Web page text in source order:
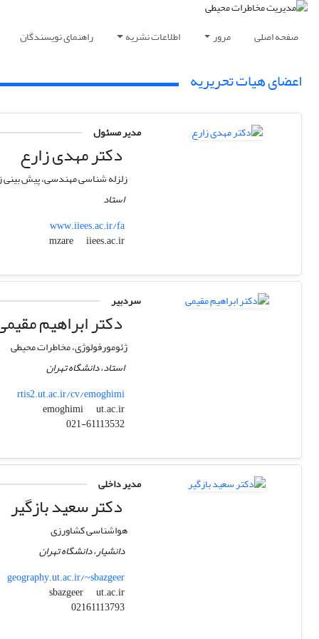
صفحه اصلی مرور اطلاعات نشریه راهنمای نویسندگان
اعضای هیات تحریریه
مدیر مسئول
دکتر مهدی زارع
زلزله شناسی مهندسی، پیش بینی
استاد
www.iiees.ac.ir/fa
mzare
iiees.ac.ir
سردبیر
دکتر ابراهیم
ژئومورفولوژی، مخاطرات محیطی
استاد، دانشگاه تهران
rtis2.ut.ac.ir/cv/emoghimi
emoghimi
ut.ac.ir
021-61113532
مدیر داخلی
دکتر سعید بازگیر
هواشناسی کشاورزی
دانشیار، دانشگاه تهران
geography.ut.ac.ir/~sbazgeer
sbazgeer
ut.ac.ir
02161113793